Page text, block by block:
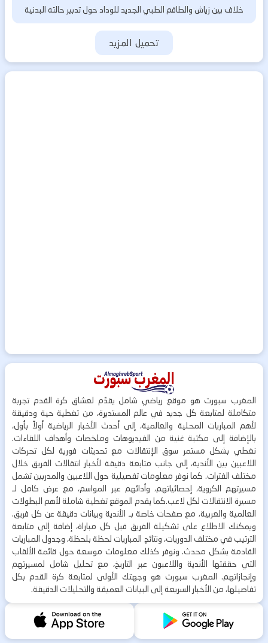
خلاف بين زياش والطاقم الطبي الجديد للوداد حول تدبير حالته البدنية
تحميل المزيد
المغرب سبورت هو موقع رياضي شامل يقدّم لعشاق كرة القدم تجربة
متكاملة لمتابعة كل جديد في عالم المستديرة، من تغطية حية ودقيقة
لأهم المباريات المحلية والعالمية، إلى أحدث الأخبار الرياضية أولاً بأول،
بالإضافة إلى مكتبة غنية من الفيديوهات وملخصات وأهداف اللقاءات.
نغطي بشكل مستمر سوق الإنتقالات مع تحديثات فورية لكل تحركات
اللاعبين بين الأندية، إلى جانب متابعة دقيقة لأخبار انتقالات الفريق خلال
مختلف الفترات. كما نوفر معلومات تفصيلية حول اللاعبين والمدربين تشمل
مسيرتهم الكروية، إحصائياتهم، وأدائهم عبر المواسم، مع عرض كامل لـ
مسيرة الانتقالات لكل لاعب.كما يقدم الموقع تغطية شاملة لأهم البطولات
العالمية والعربية، مع صفحات خاصة بـ الأندية وبيانات دقيقة عن كل فريق.
ويمكنك الاطلاع على تشكيلة الفريق قبل كل مباراة، إضافة إلى متابعة
الترتيب في مختلف الدوريات، ونتائج المباريات لحظة بلحظة، وجدول المباريات
القادمة بشكل محدث. ونوفر كذلك معلومات موسعة حول قائمة الألقاب
التي حققتها الأندية واللاعبون عبر التاريخ، مع تحليل شامل لمسيرتهم
وإنجازاتهم. المغرب سبورت هو وجهتك الأولى لمتابعة كرة القدم بكل
تفاصيلها، من الأخبار السريعة إلى البيانات العميقة والتحليلات الدقيقة.